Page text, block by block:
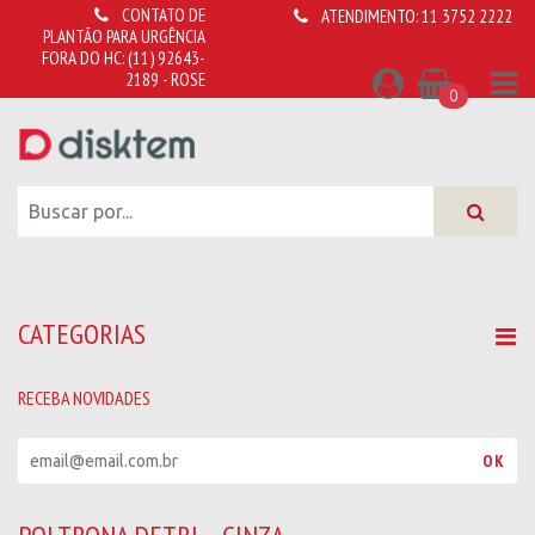
CONTATO DE
PLANTÃO PARA URGÊNCIA
FORA DO HC:(11) 92643-
2189 - ROSE
ATENDIMENTO:11 3752 2222
0
CATEGORIAS
RECEBA NOVIDADES
OK